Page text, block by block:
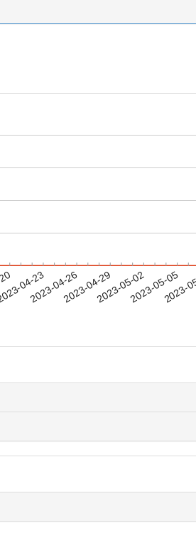
04-23
2023-04-262023-04-292023-05-022023-05-05
2023-